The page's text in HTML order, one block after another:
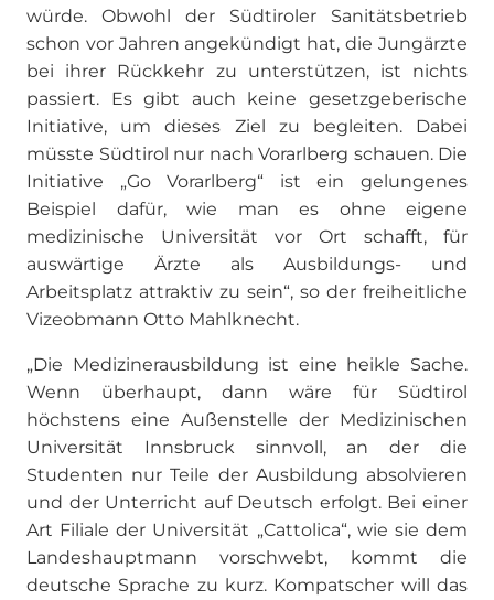
würde. Obwohl der Südtiroler Sanitätsbetrieb
schon vor Jahren angekündigt hat, die Jungärzte
bei ihrer Rückkehr zu unterstützen, ist nichts
passiert. Es gibt auch keine gesetzgeberische
Initiative, um dieses Ziel zu begleiten. Dabei
müsste Südtirol nur nach Vorarlberg schauen. Die
Initiative „Go Vorarlberg“ ist ein gelungenes
Beispiel dafür, wie man es ohne eigene
medizinische Universität vor Ort schafft, für
auswärtige Ärzte als Ausbildungs- und
Arbeitsplatz attraktiv zu sein“, so der freiheitliche
Vizeobmann Otto Mahlknecht.
„Die Medizinerausbildung ist eine heikle Sache.
Wenn überhaupt, dann wäre für Südtirol
höchstens eine Außenstelle der Medizinischen
Universität Innsbruck sinnvoll, an der die
Studenten nur Teile der Ausbildung absolvieren
und der Unterricht auf Deutsch erfolgt. Bei einer
Art Filiale der Universität „Cattolica“, wie sie dem
Landeshauptmann vorschwebt, kommt die
deutsche Sprache zu kurz. Kompatscher will das